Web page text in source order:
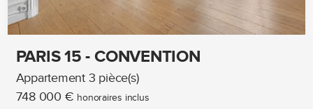
PARIS 15 - CONVENTION
Appartement 3 pièce(s)
748 000 € honoraires inclus